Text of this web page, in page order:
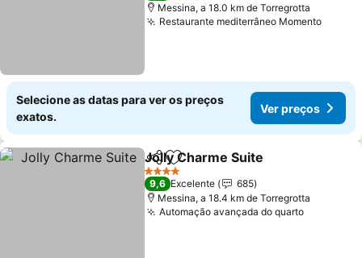
Messina, a 18.0 km de Torregrotta
Restaurante mediterrâneo Momento
Selecione as datas para ver os preços
exatos.
Ver preços
PartilharAdicionar aos favoritos
Jolly Charme Suite
4 Estrelas
9,6 Excelente
685
Messina, a 18.4 km de Torregrotta
Automação avançada do quarto